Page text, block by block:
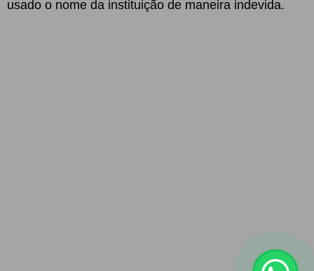
usado o nome da instituição de maneira indevida.